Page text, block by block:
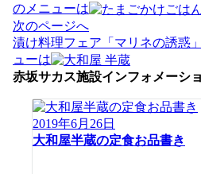
ナ
ビ
ゲ
ー
シ
のメニューは
次のページへ
漬け料理フェア「マリネの誘惑
ューは
赤坂サカス施設インフォメーシ
2019年6月26日
大和屋半蔵の定食お品書き